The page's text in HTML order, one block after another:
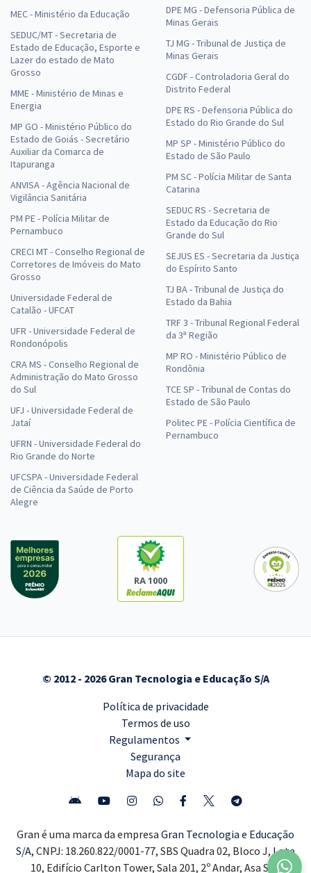
MEC - Ministério da Educação
SEDUC/MT - Secretaria de
Estado de Educação, Esporte e
Lazer do estado de Mato
Grosso
MME - Ministério de Minas e
Energia
MP GO - Ministério Público do
Estado de Goiás - Secretário
Auxiliar da Comarca de
Itapuranga
ANVISA - Agência Nacional de
Vigilância Sanitária
PM PE - Polícia Militar de
Pernambuco
CRECI MT - Conselho Regional de
Corretores de Imóveis do Mato
Grosso
Universidade Federal de
Catalão - UFCAT
UFR - Universidade Federal de
Rondonópolis
CRA MS - Conselho Regional de
Administração do Mato Grosso
do Sul
UFJ - Universidade Federal de
Jataí
UFRN - Universidade Federal do
Rio Grande do Norte
UFCSPA - Universidade Federal
de Ciência da Saúde de Porto
Alegre
DPE MG - Defensoria Pública de
Minas Gerais
TJ MG - Tribunal de Justiça de
Minas Gerais
CGDF - Controladoria Geral do
Distrito Federal
DPE RS - Defensoria Pública do
Estado do Rio Grande do Sul
MP SP - Ministério Público do
Estado de São Paulo
PM SC - Polícia Militar de Santa
Catarina
SEDUC RS - Secretaria de
Estado da Educação do Rio
Grande do Sul
SEJUS ES - Secretaria da Justiça
do Espírito Santo
TJ BA - Tribunal de Justiça do
Estado da Bahia
TRF 3 - Tribunal Regional Federal
da 3ª Região
MP RO - Ministério Público de
Rondônia
TCE SP - Tribunal de Contas do
Estado de São Paulo
Politec PE - Polícia Científica de
Pernambuco
RA 1000
© 2012 - 2026 Gran Tecnologia e Educação S/A
Política de privacidade
Termos de uso
Regulamentos
Segurança
Mapa do site
Gran é uma marca da empresa Gran Tecnologia e Educação
S/A, CNPJ: 18.260.822/0001-77, SBS Quadra 02, Bloco J, Lote
10, Edifício Carlton Tower, Sala 201, 2º Andar, Asa Sul,